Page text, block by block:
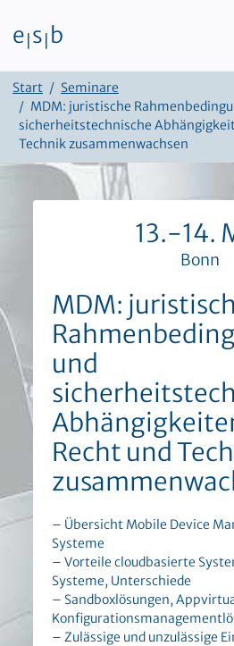
e s b
Start
Seminare
MDM: juristische
sicherheitstechnische
Technik zusammenwachsen
13.-14.
Bonn
MDM:
und
Recht und
– Übersicht Mobile Device
Systeme
– Vorteile cloudbasierte
Systeme, Unterschiede
– Sandboxlösungen,
– Zulässige und unzulässige